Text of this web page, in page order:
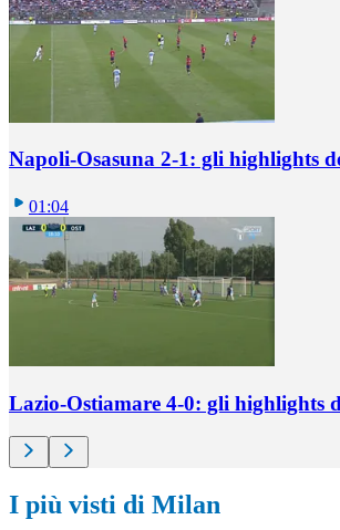
Napoli-Osasuna 2-1: gli highlights
01:04
Lazio-Ostiamare 4-0: gli highlights
I più visti di Milan